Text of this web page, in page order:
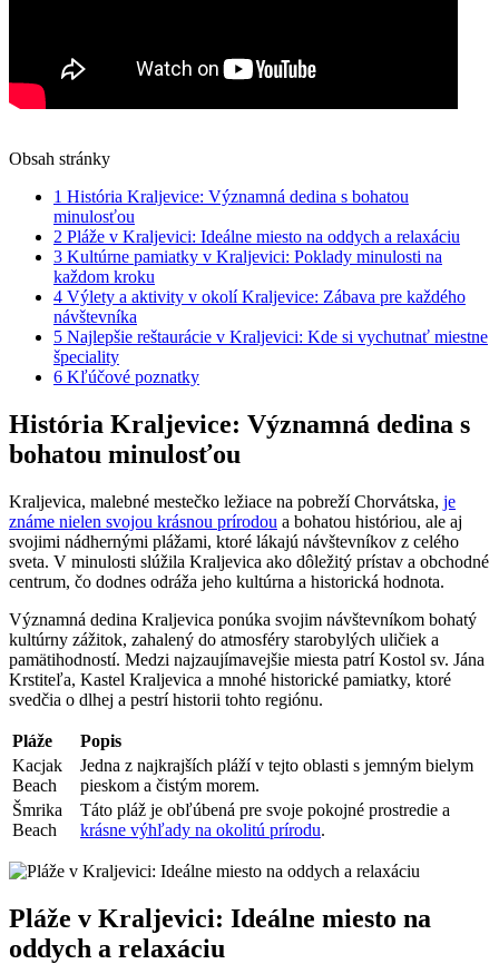
Obsah stránky
1 História Kraljevice: Významná dedina s bohatou
minulosťou
2 Pláže v Kraljevici: Ideálne miesto na oddych a relaxáciu
3 Kultúrne pamiatky v Kraljevici: Poklady minulosti na
každom kroku
4 Výlety a aktivity v okolí Kraljevice: Zábava pre každého
návštevníka
5 Najlepšie reštaurácie v Kraljevici: Kde si vychutnať miestne
špeciality
6 Kľúčové poznatky
História Kraljevice: Významná dedina s
bohatou minulosťou
Kraljevica, malebné mestečko ležiace na pobreží Chorvátska, je
známe nielen svojou krásnou prírodou a bohatou históriou, ale aj
svojimi nádhernými plážami, ktoré lákajú návštevníkov z celého
sveta. V minulosti slúžila Kraljevica ako dôležitý prístav a obchodné
centrum, čo dodnes odráža jeho kultúrna a historická hodnota.
Významná dedina Kraljevica ponúka svojim návštevníkom bohatý
kultúrny zážitok, zahalený do atmosféry starobylých uličiek a
pamätihodností. Medzi najzaujímavejšie miesta patrí Kostol sv. Jána
Krstiteľa, Kastel Kraljevica a mnohé historické pamiatky, ktoré
svedčia o dlhej a pestrí historii tohto regiónu.
Pláže
Popis
Kacjak
Beach
Jedna z najkrajších pláží v tejto oblasti s jemným bielym
pieskom a čistým morem.
Šmrika
Beach
Táto pláž je obľúbená pre svoje pokojné prostredie a
krásne výhľady na okolitú prírodu.
Pláže v Kraljevici: Ideálne miesto na
oddych a relaxáciu